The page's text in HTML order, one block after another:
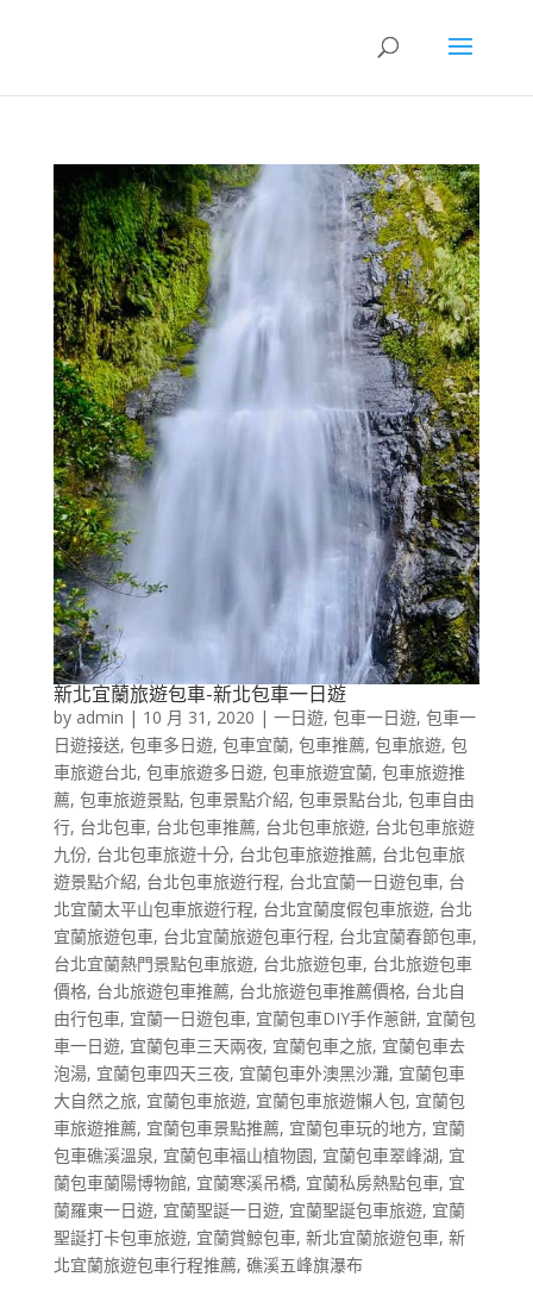
新北宜蘭旅遊包車-新北包車一日遊
by admin | 10 月 31, 2020 | 一日遊, 包車一日遊, 包車一
日遊接送, 包車多日遊, 包車宜蘭, 包車推薦, 包車旅遊, 包
車旅遊台北, 包車旅遊多日遊, 包車旅遊宜蘭, 包車旅遊推
薦, 包車旅遊景點, 包車景點介紹, 包車景點台北, 包車自由
行, 台北包車, 台北包車推薦, 台北包車旅遊, 台北包車旅遊
九份, 台北包車旅遊十分, 台北包車旅遊推薦, 台北包車旅
遊景點介紹, 台北包車旅遊行程, 台北宜蘭一日遊包車, 台
北宜蘭太平山包車旅遊行程, 台北宜蘭度假包車旅遊, 台北
宜蘭旅遊包車, 台北宜蘭旅遊包車行程, 台北宜蘭春節包車,
台北宜蘭熱門景點包車旅遊, 台北旅遊包車, 台北旅遊包車
價格, 台北旅遊包車推薦, 台北旅遊包車推薦價格, 台北自
由行包車, 宜蘭一日遊包車, 宜蘭包車DIY手作蔥餅, 宜蘭包
車一日遊, 宜蘭包車三天兩夜, 宜蘭包車之旅, 宜蘭包車去
泡湯, 宜蘭包車四天三夜, 宜蘭包車外澳黑沙灘, 宜蘭包車
大自然之旅, 宜蘭包車旅遊, 宜蘭包車旅遊懶人包, 宜蘭包
車旅遊推薦, 宜蘭包車景點推薦, 宜蘭包車玩的地方, 宜蘭
包車礁溪溫泉, 宜蘭包車福山植物園, 宜蘭包車翠峰湖, 宜
蘭包車蘭陽博物館, 宜蘭寒溪吊橋, 宜蘭私房熱點包車, 宜
蘭羅東一日遊, 宜蘭聖誕一日遊, 宜蘭聖誕包車旅遊, 宜蘭
聖誕打卡包車旅遊, 宜蘭賞鯨包車, 新北宜蘭旅遊包車, 新
北宜蘭旅遊包車行程推薦, 礁溪五峰旗瀑布